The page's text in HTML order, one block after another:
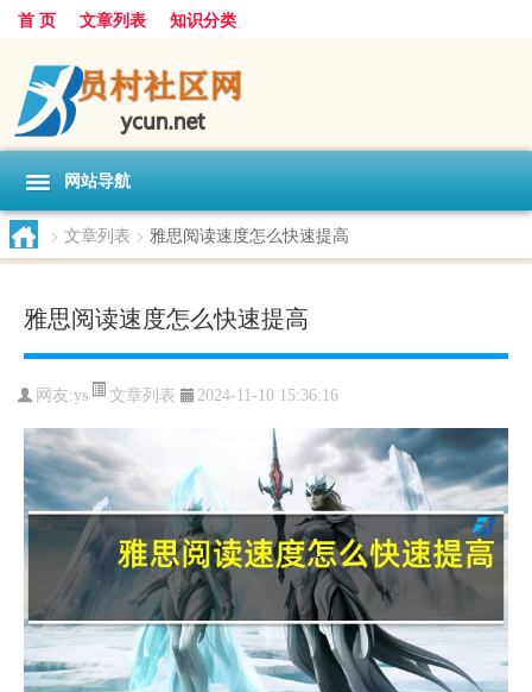
首 页 文章列表 知识分类
网站导航
> 文章列表 > 雅思阅读速度怎么快速提高
雅思阅读速度怎么快速提高
网友:ys 文章列表 2024-11-10 15:36:16